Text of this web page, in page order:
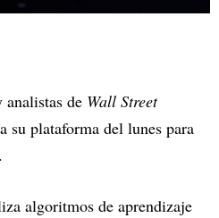
de Wall Street
su plataforma del lunes para
algoritmos de aprendizaje